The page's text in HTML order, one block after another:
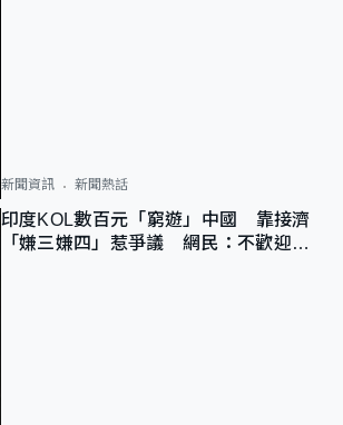
新聞資訊 新聞熱話
印度KOL數百元「窮遊」中國 靠接濟
「嫌三嫌四」惹爭議 網民：不歡迎劣